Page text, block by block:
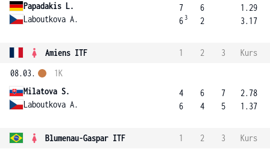
Papadakis L.
Laboutkova A.
7
6 3
6
2
1.29
3.17
Amiens ITF 1 2 3
Kurs
08.03.
Milatova S.
Laboutkova A.
1K
4
6
6
4
7
5
2.78
1.37
Blumenau-Gaspar ITF 1 2 3
Kurs